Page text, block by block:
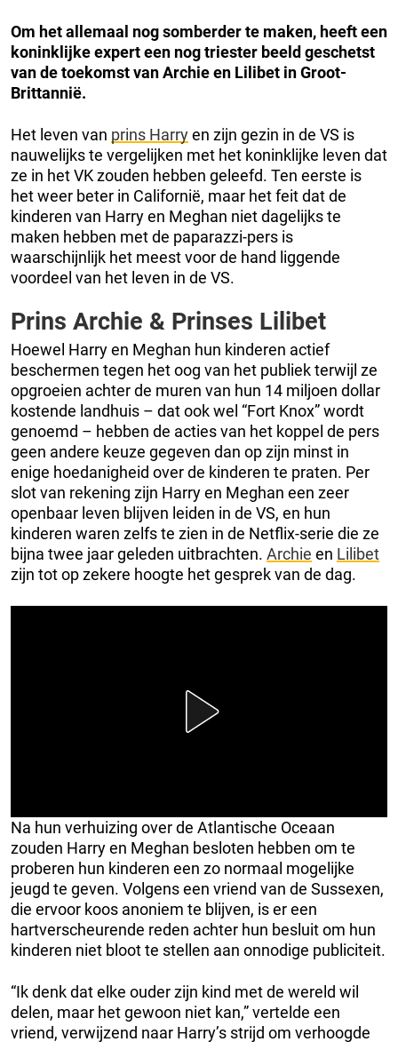
Om het allemaal nog somberder te maken, heeft een
koninklijke expert een nog triester beeld geschetst
van de toekomst van Archie en Lilibet in Groot-
Brittannië.
Het leven van prins Harryen zijn gezin in de VS is
nauwelijks te vergelijken met het koninklijke leven dat
ze in het VK zouden hebben geleefd. Ten eerste is
het weer beter in Californië, maar het feit dat de
kinderen van Harry en Meghan niet dagelijks te
maken hebben met de paparazzi-pers is
waarschijnlijk het meest voor de hand liggende
voordeel van het leven in de VS.
Prins Archie & Prinses Lilibet
Hoewel Harry en Meghan hun kinderen actief
beschermen tegen het oog van het publiek terwijl ze
opgroeien achter de muren van hun 14 miljoen dollar
kostende landhuis – dat ook wel “Fort Knox” wordt
genoemd – hebben de acties van het koppel de pers
geen andere keuze gegeven dan op zijn minst in
enige hoedanigheid over de kinderen te praten. Per
slot van rekening zijn Harry en Meghan een zeer
openbaar leven blijven leiden in de VS, en hun
kinderen waren zelfs te zien in de Netflix-serie die ze
bijna twee jaar geleden uitbrachten. Archie en Lilibet
zijn tot op zekere hoogte het gesprek van de dag.
Na hun verhuizing over de Atlantische Oceaan
zouden Harry en Meghan besloten hebben om te
proberen hun kinderen een zo normaal mogelijke
jeugd te geven. Volgens een vriend van de Sussexen,
die ervoor koos anoniem te blijven, is er een
hartverscheurende reden achter hun besluit om hun
kinderen niet bloot te stellen aan onnodige publiciteit.
“Ik denk dat elke ouder zijn kind met de wereld wil
delen, maar het gewoon niet kan,” vertelde een
vriend, verwijzend naar Harry’s strijd om verhoogde